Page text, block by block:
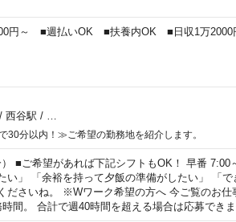
円～ ■週払いOK ■扶養内OK ■日収1万2000
/ 西谷駅 /
30分以内！≫ご希望の勤務地を紹介します。
■ご希望があれば下記シフトもOK！ 早番 7:00
い」 「余裕を持って夕飯の準備がしたい」 「で
ださいね。 ※Wワーク希望の方へ 今ご覧のお仕
間。 合計で週40時間を超える場合は応募できま